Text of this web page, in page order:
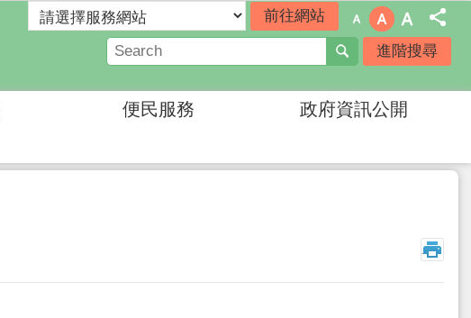
進階搜尋
便民服務
政府資訊公開
_